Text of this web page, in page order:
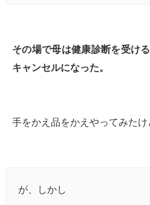
その場で母は健康診断を受け
キャンセルになった。
手をかえ品をかえやってみたけ
が、しかし